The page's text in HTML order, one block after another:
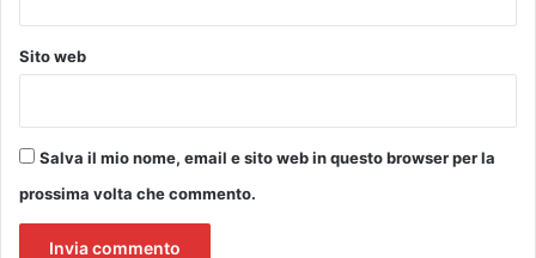
i
o
-
S
Sito web
Salva il mio nome, email e sito web in questo browser per la
prossima volta che commento.